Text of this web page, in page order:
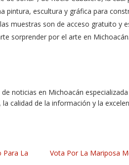
pintura, escultura y gráfica para
muestras son de acceso gratuito y
sorprender por el arte en Michoacán.
de noticias en Michoacán
calidad de la información y la
Para La
Vota Por La Mariposa